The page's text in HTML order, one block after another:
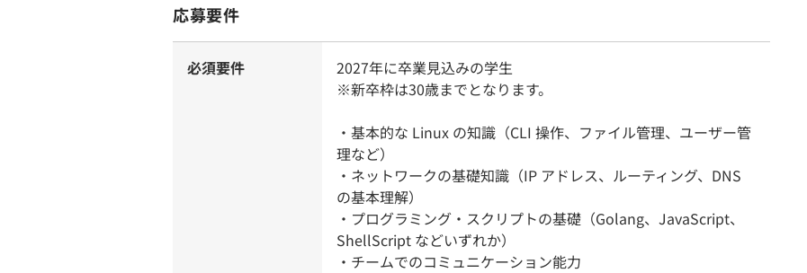
応募要件
必須要件
2027年に卒業見込みの学生
※新卒枠は30歳までとなります。
・基本的な Linux の知識（CLI 操作、ファイル管理、ユーザー管
理など）
・ネットワークの基礎知識（IP アドレス、ルーティング、DNS
の基本理解）
・プログラミング・スクリプトの基礎（Golang、JavaScript、
ShellScript などいずれか）
・チームでのコミュニケーション能力